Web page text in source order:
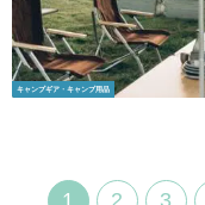
キャンプギア・キャンプ用品
1
2 3